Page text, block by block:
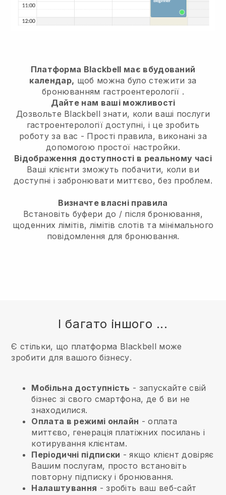
Платформа Blackbell має вбудований
календар, щоб можна було стежити за
бронюванням гастроентерології .
Дайте нам ваші можливості
Дозвольте Blackbell знати, коли ваші послуги
гастроентерології доступні, і це зробить
роботу за вас - Прості правила, виконані за
допомогою простої настройки.
Відображення доступності в реальному часі
Ваші клієнти зможуть побачити, коли ви
доступні і забронювати миттєво, без проблем.
Визначте власні правила
Встановіть буфери до / після бронювання,
щоденних лімітів, лімітів слотів та мінімального
повідомлення для бронювання.
І багато іншого ...
Є стільки, що платформа Blackbell може
зробити для вашого бізнесу.
Мобільна доступність - запускайте свій
бізнес зі свого смартфона, де б ви не
знаходилися.
Оплата в режимі онлайн - оплата
миттєво, генерація платіжних посилань і
котирування клієнтам.
Періодичні підписки - якщо клієнт довіряє
Вашим послугам, просто встановіть
повторну підписку і бронювання.
Налаштування - зробіть ваш веб-сайт